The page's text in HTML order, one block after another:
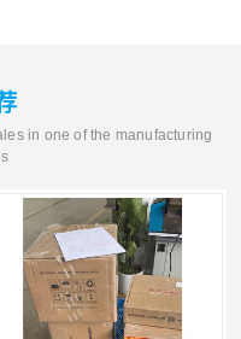
in one of the manufacturing